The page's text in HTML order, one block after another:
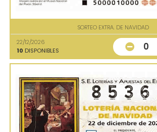
SORTEO EXTRA. DE NAVIDAD
22/12/2026
10 DISPONIBLES 0